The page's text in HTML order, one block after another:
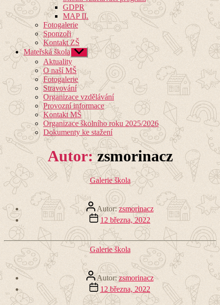
GDPR
MAP II.
Fotogalerie
Sponzoři
Kontakt ZŠ
Mateřská škola Zobrazit
podmenu
Aktuality
O naší MŠ
Fotogalerie
Stravování
Organizace vzdělávání
Provozní informace
Kontakt MŠ
Organizace školního roku 2025/2026
Dokumenty ke stažení
Autor: zsmorinacz
Rubriky
Galerie škola
Autor
příspěvku
Autor:zsmorinacz
Datum
příspěvku
12 března, 2022
Rubriky
Galerie škola
Autor
příspěvku
Autor:zsmorinacz
Datum
příspěvku
12 března, 2022